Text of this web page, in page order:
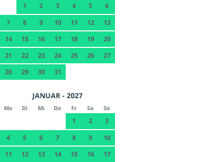
1 2 3 4 5
6
7
8 9 10 11 12
13
14
15 16 17 18 19
20
21
22 23 24 25 26
27
28
29 30 31
JANUAR - 2027
Mo Di Mi Do Fr Sa So
1 2
3
4
5 6 7 8 9
10
11
12 13 14 15 16
17